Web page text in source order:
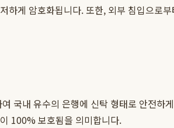
게 암호화됩니다. 또한, 외부 침입으로
국내 유수의 은행에 신탁 형태로 안전하
100% 보호됨을 의미합니다.